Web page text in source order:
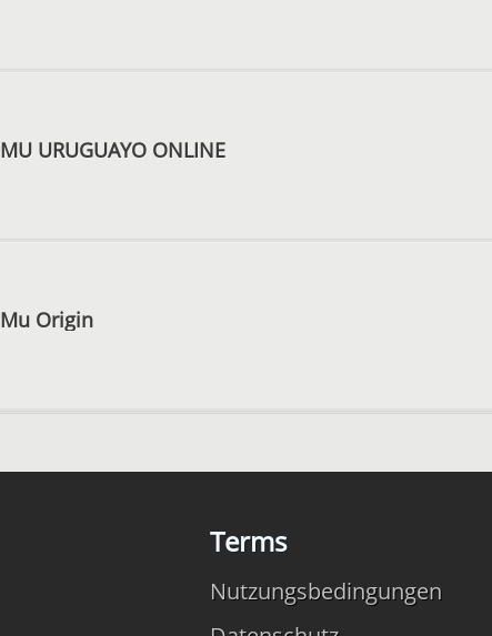
MU URUGUAYO ONLINE
Mu Origin
Terms
Nutzungsbedingungen